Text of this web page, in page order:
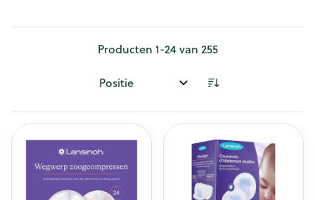
Producten 1-24van 255
Sorteer op: